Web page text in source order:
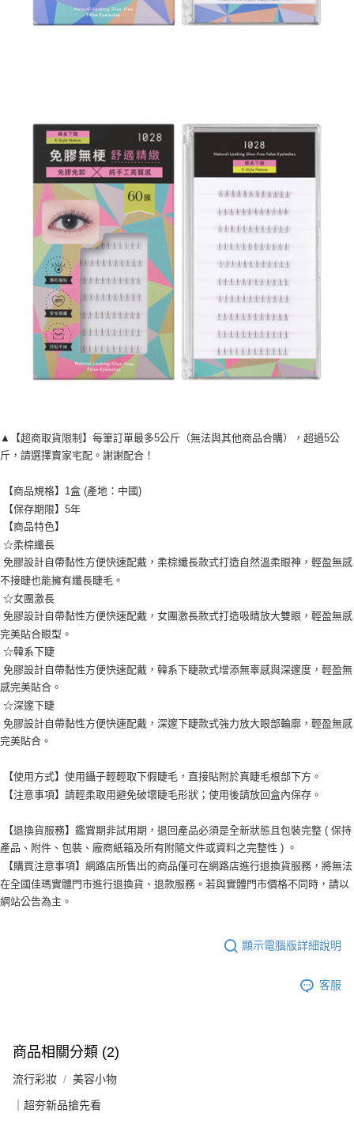
▲【超商取貨限制】每筆訂單最多5公斤（無法與其他商品合購），超過5公
斤，請選擇賣家宅配。謝謝配合！
【商品規格】1盒 (產地：中國)
【保存期限】5年
【商品特色】
☆柔棕纖長
免膠設計自帶黏性方便快速配戴，柔棕纖長款式打造自然溫柔眼神，輕盈無感
不接睫也能擁有纖長睫毛。
☆女團激長
免膠設計自帶黏性方便快速配戴，女團激長款式打造吸睛放大雙眼，輕盈無感
完美貼合眼型。
☆韓系下睫
免膠設計自帶黏性方便快速配戴，韓系下睫款式增添無辜感與深邃度，輕盈無
感完美貼合。
☆深邃下睫
免膠設計自帶黏性方便快速配戴，深邃下睫款式強力放大眼部輪廓，輕盈無感
完美貼合。
【使用方式】使用鑷子輕輕取下假睫毛，直接貼附於真睫毛根部下方。
【注意事項】請輕柔取用避免破壞睫毛形狀；使用後請放回盒內保存。
【退換貨服務】鑑賞期非試用期，退回產品必須是全新狀態且包裝完整 ( 保持
產品、附件、包裝、廠商紙箱及所有附隨文件或資料之完整性 ) 。
【購買注意事項】網路店所售出的商品僅可在網路店進行退換貨服務，將無法
在全國佳瑪實體門市進行退換貨、退款服務。若與實體門市價格不同時，請以
網站公告為主。
顯示電腦版詳細說明
客服
商品相關分類 (2)
流行彩妝 美容小物
｜超夯新品搶先看